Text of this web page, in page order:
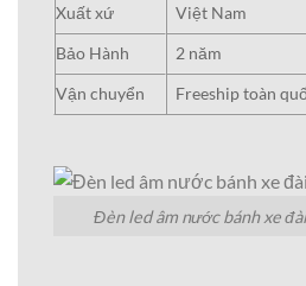
Xuất xứ
Việt Nam
Bảo Hành
2 năm
Vận chuyển
Freeship toàn
Đèn led âm nước bánh xe